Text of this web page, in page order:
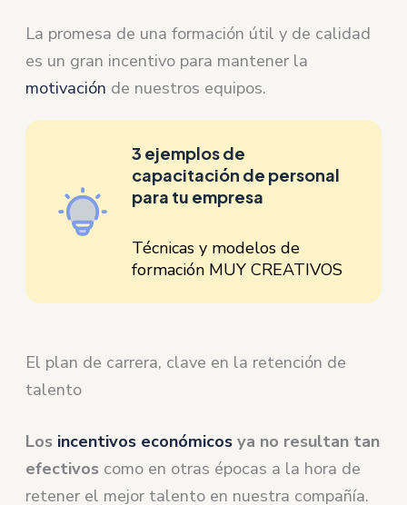
La promesa de una formación útil y de calidad
es un gran incentivo para mantener la
motivación de nuestros equipos.
3 ejemplos de
capacitación de personal
para tu empresa
Técnicas y modelos de
formación MUY CREATIVOS
El plan de carrera, clave en la retención de
talento
Los incentivos económicos ya no resultan tan
efectivos como en otras épocas a la hora de
retener el mejor talento en nuestra compañía.